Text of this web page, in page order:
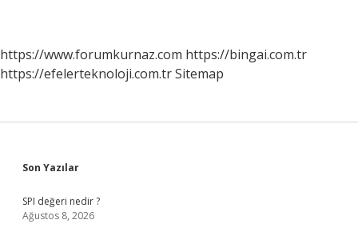
https://www.forumkurnaz.com https://bingai.com.tr
https://efelerteknoloji.com.trSitemap
Sidebar
Son Yazılar
SPI değeri nedir ?
Ağustos 8, 2026